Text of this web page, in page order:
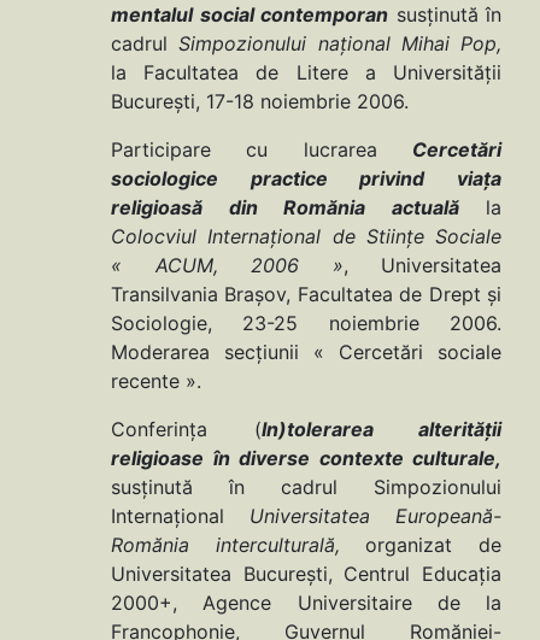
mentalul social contemporan susţinută în
cadrulSimpozionului naţional Mihai Pop,
la Facultatea de Litere a Universităţii
Bucureşti, 17-18 noiembrie 2006.
Participare cu lucrarea Cercetări
sociologice practice privind viaţa
religioasă din Romănia actualăla
Colocviul Internaţional de Stiinţe Sociale
« ACUM, 2006 », Universitatea
Transilvania Braşov, Facultatea de Drept şi
Sociologie, 23-25 noiembrie 2006.
Moderarea secţiunii « Cercetări sociale
recente ».
Conferinţa (In)tolerarea alterităţii
religioase în diverse contexte culturale,
susţinută în cadrul Simpozionului
Internaţional Universitatea Europeană-
Romănia interculturală, organizat de
Universitatea Bucureşti, Centrul Educaţia
2000+, Agence Universitaire de la
Francophonie, Guvernul Romăniei-